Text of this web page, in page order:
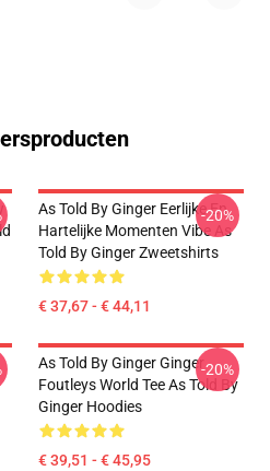
As Told By Ginger Eerlijke En
Hartelijke Momenten Vibe As
Told By Ginger Zweetshirts
€ 37,67 - € 44,11
-20%
As Told By Ginger Ginger
Foutleys World Tee As Told By
Ginger Hoodies
€ 39,51 - € 45,95
-20%